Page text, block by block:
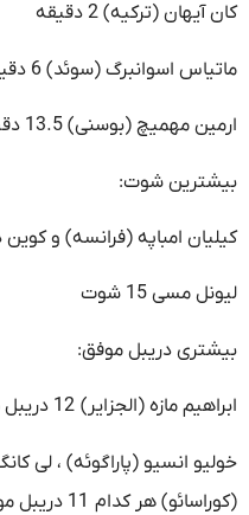
کان آیهان (ترکیه) 2 دقیقه
ماتیاس اسوانبرگ (سوئد) 6 دقیقه
ارمین مهمیچ (بوسنی) 13.5 دقیقه
بیشترین شوت:
کیلیان امباپه (فرانسه) و کوین
لیونل مسی 15 شوت
بیشتری دریبل موفق:
ابراهیم مازه (الجزایر) 12 دریبل موفق
خولیو انسیو (پاراگوئه) ، لی
(کوراسائو) هر کدام 11 دریبل موفق